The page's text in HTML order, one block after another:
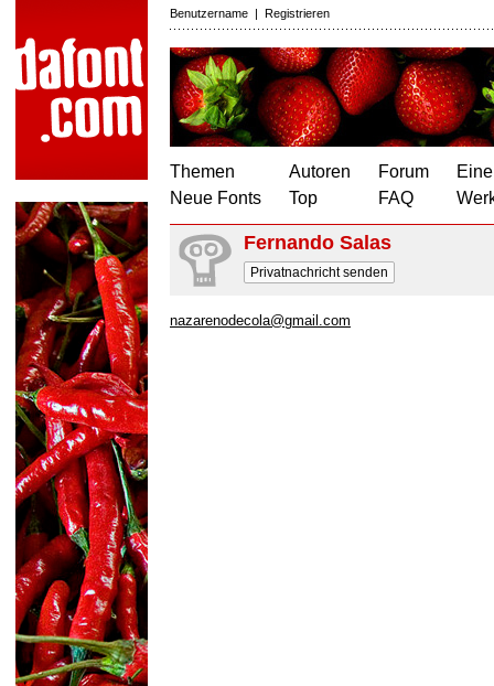
Benutzername | Registrieren
Themen
Neue Fonts
Autoren
Top
Forum
FAQ
Fernando Salas
Privatnachricht senden
nazarenodecola@gmail.com